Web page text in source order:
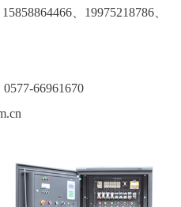
、19975218786、
66961670